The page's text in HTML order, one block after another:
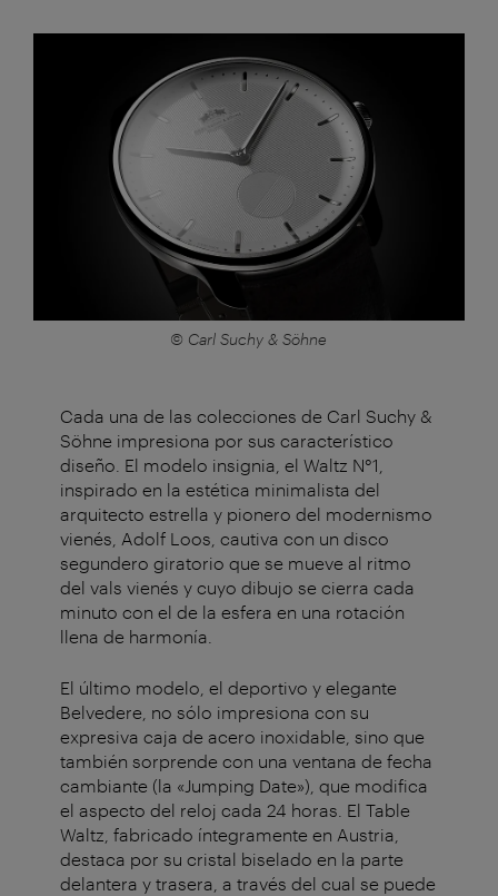
© Carl Suchy & Söhne
Cada una de las colecciones de Carl Suchy &
Söhne impresiona por sus característico
diseño. El modelo insignia, el Waltz N°1,
inspirado en la estética minimalista del
arquitecto estrella y pionero del modernismo
vienés, Adolf Loos, cautiva con un disco
segundero giratorio que se mueve al ritmo
del vals vienés y cuyo dibujo se cierra cada
minuto con el de la esfera en una rotación
llena de harmonía.
El último modelo, el deportivo y elegante
Belvedere, no sólo impresiona con su
expresiva caja de acero inoxidable, sino que
también sorprende con una ventana de fecha
cambiante (la «Jumping Date»), que modifica
el aspecto del reloj cada 24 horas. El Table
Waltz, fabricado íntegramente en Austria,
destaca por su cristal biselado en la parte
delantera y trasera, a través del cual se puede